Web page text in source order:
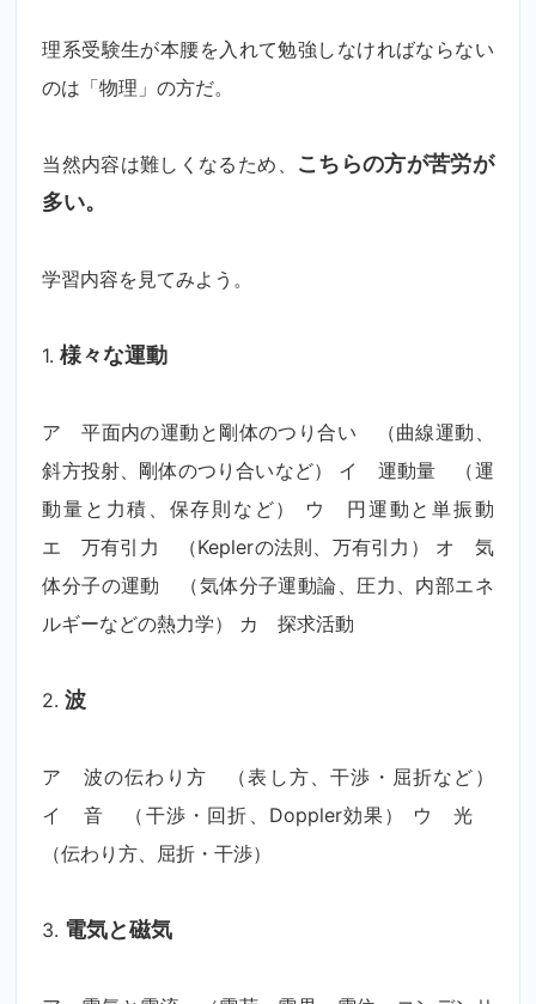
理系受験生が本腰を入れて勉強しなければならない
のは「物理」の方だ。
当然内容は難しくなるため、
こちらの方が苦労が
多い。
学習内容を見てみよう。
1.様々な運動
ア 平面内の運動と剛体のつり合い （曲線運動、
斜方投射、剛体のつり合いなど） イ 運動量 （運
動量と力積、保存則など） ウ 円運動と単振動
エ 万有引力 （Keplerの法則、万有引力） オ 気
体分子の運動 （気体分子運動論、圧力、内部エネ
ルギーなどの熱力学） カ 探求活動
2.波
ア 波の伝わり方 （表し方、干渉・屈折など）
イ 音 （干渉・回折、Doppler効果） ウ 光
（伝わり方、屈折・干渉）
3. 電気と磁気